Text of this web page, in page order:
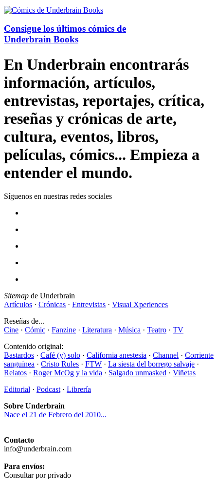
Consigue los últimos cómics de
Underbrain Books
En Underbrain encontrarás
información, artículos,
entrevistas, reportajes, crítica,
reseñas y crónicas de arte,
cultura, eventos, libros,
películas, cómics... Empieza a
entender el mundo.
Síguenos en nuestras redes sociales
Sitemap de Underbrain
Artículos · Crónicas · Entrevistas · Visual Xperiences
Reseñas de...
Cine · Cómic · Fanzine · Literatura · Música · Teatro · TV
Contenido original:
Bastardos · Café (y) solo · California anestesia · Channel · Corriente
sanguínea · Cristo Rules · FTW · La siesta del borrego salvaje ·
Relatos · Roger McOg y la vida · Salgado unmasked · Viñetas
Editorial · Podcast · Librería
Sobre Underbrain
Nace el 21 de Febrero del 2010...
Contacto
info@underbrain.com
Para envíos:
Consultar por privado